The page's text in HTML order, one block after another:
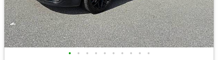
• • • • • • • • • •